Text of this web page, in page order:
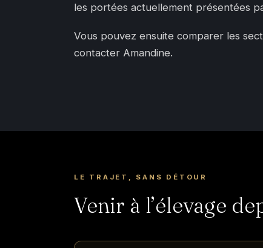
les portées actuellement présentées
Vous pouvez ensuite comparer les
contacter Amandine.
LE TRAJET, SANS DÉTOUR
Venir à l’élevage